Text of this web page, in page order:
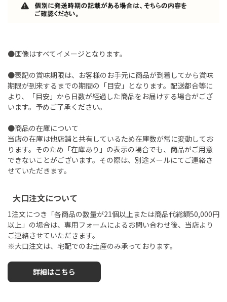
●画像はすべてイメージとなります。
●表記の賞味期限は、お客様のお手元に商品が到着してから賞味
期限が到来するまでの期間の「目安」となります。配送都合等に
より、「目安」から日数が経過した商品をお届けする場合がござ
います。予めご了承ください。
●商品の在庫について
当店の在庫は他店舗と共有しているため在庫数が常に変動してお
ります。そのため「在庫あり」の表示の場合でも、商品がご用意
できないことがございます。その際は、別途メールにてご連絡さ
せていただきます。
大口注文について
1注文につき「各商品の数量が21個以上または商品代総額50,000円
以上」の場合は、専用フォームによるお問い合わせ後、当店より
ご連絡させていただきます。
※大口注文は、宅配でのお土産のみ承っております。
詳細はこちら